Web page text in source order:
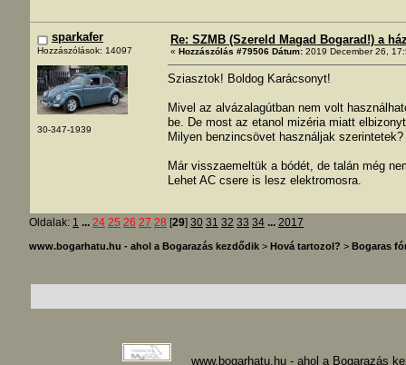
sparkafer
Hozzászólások: 14097
30-347-1939
Re: SZMB (Szereld Magad Bogarad!) a
« Hozzászólás #79506 Dátum: 2019 December 26,
Sziasztok! Boldog Karácsonyt!
Mivel az alvázalagútban nem volt
be. De most az etanol mizéria miatt
Milyen benzincsövet használjak szerintetek?
Már visszaemeltük a bódét, de talán még
Lehet AC csere is lesz elektromosra.
Oldalak: 1 ... 24 25 26 27 28 [29] 30 31 32 33 34 ... 2017
www.bogarhatu.hu - ahol a Bogarazás kezdődik > Hová tartozol? > Bogaras
www.bogarhatu.hu - ahol a Bogarazás